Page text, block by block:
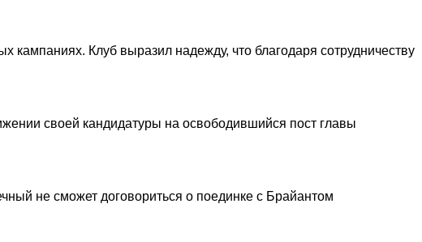
кампаниях. Клуб выразил надежду, что благодаря сотрудничеству
своей кандидатуры на освободившийся пост главы
не сможет договориться о поединке с Брайантом